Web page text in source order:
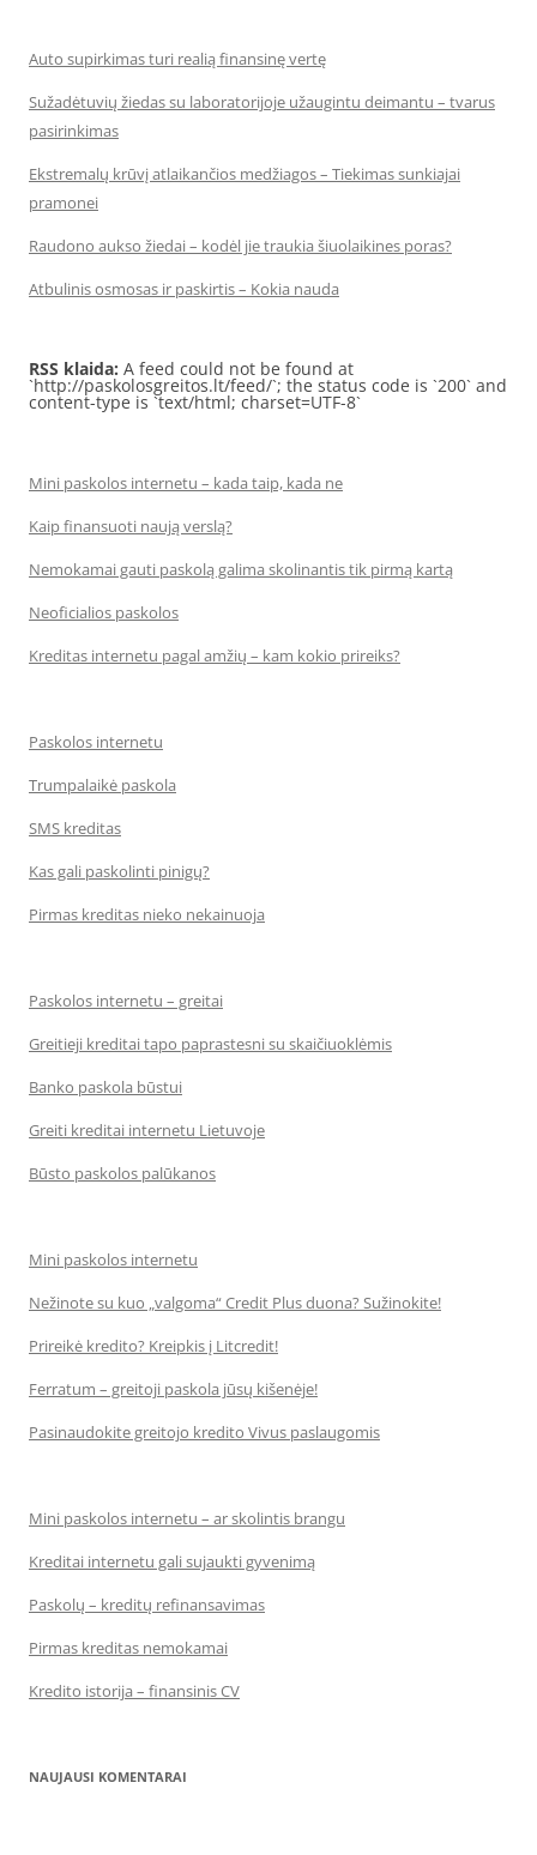
Auto supirkimas turi realią finansinę vertę
Sužadėtuvių žiedas su laboratorijoje užaugintu deimantu – tvarus
pasirinkimas
Ekstremalų krūvį atlaikančios medžiagos – Tiekimas sunkiajai
pramonei
Raudono aukso žiedai – kodėl jie traukia šiuolaikines poras?
Atbulinis osmosas ir paskirtis – Kokia nauda
RSS klaida: A feed could not be found at
`http://paskolosgreitos.lt/feed/`; the status code is `200` and
content-type is `text/html; charset=UTF-8`
Mini paskolos internetu – kada taip, kada ne
Kaip finansuoti naują verslą?
Nemokamai gauti paskolą galima skolinantis tik pirmą kartą
Neoficialios paskolos
Kreditas internetu pagal amžių – kam kokio prireiks?
Paskolos internetu
Trumpalaikė paskola
SMS kreditas
Kas gali paskolinti pinigų?
Pirmas kreditas nieko nekainuoja
Paskolos internetu – greitai
Greitieji kreditai tapo paprastesni su skaičiuoklėmis
Banko paskola būstui
Greiti kreditai internetu Lietuvoje
Būsto paskolos palūkanos
Mini paskolos internetu
Nežinote su kuo „valgoma“ Credit Plus duona? Sužinokite!
Prireikė kredito? Kreipkis į Litcredit!
Ferratum – greitoji paskola jūsų kišenėje!
Pasinaudokite greitojo kredito Vivus paslaugomis
Mini paskolos internetu – ar skolintis brangu
Kreditai internetu gali sujaukti gyvenimą
Paskolų – kreditų refinansavimas
Pirmas kreditas nemokamai
Kredito istorija – finansinis CV
NAUJAUSI KOMENTARAI